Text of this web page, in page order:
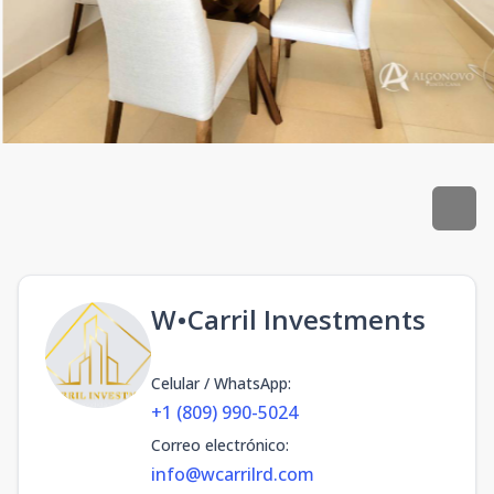
W•Carril Investments
Celular / WhatsApp:
+1 (809) 990-5024
Correo electrónico:
info@wcarrilrd.com